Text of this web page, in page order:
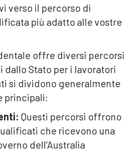
verso il percorso di
più adatto alle vostre
offre diversi percorsi
dallo Stato per i lavoratori
si dividono generalmente
principali:
Questi percorsi offrono
che ricevono una
dell'Australia